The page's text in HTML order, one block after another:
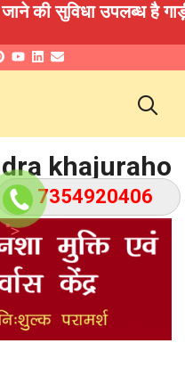
7354920406
उपलब्ध है गाड़ी
khajuraho